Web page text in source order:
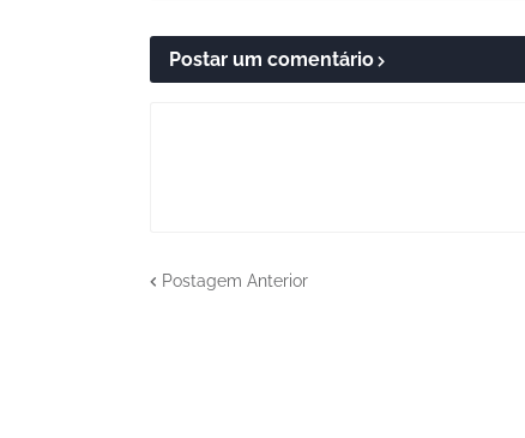
Postar um comentário
Postagem Anterior